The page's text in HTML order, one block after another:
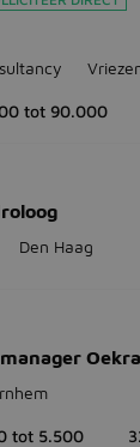
tot 90.000
Den Haag
tot 5.500